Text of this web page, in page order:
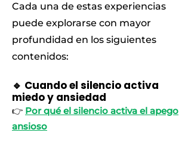
Cada una de estas experiencias
puede explorarse con mayor
profundidad en los siguientes
contenidos:
🔹 Cuando el silencio activa
miedo y ansiedad
👉 Por qué el silencio activa el apego
ansioso